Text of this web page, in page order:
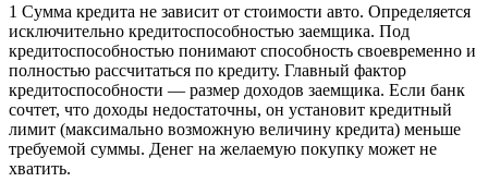
1 Сумма кредита не зависит от стоимости авто. Определяется
исключительно кредитоспособностью заемщика. Под
кредитоспособностью понимают способность своевременно и
полностью рассчитаться по кредиту. Главный фактор
кредитоспособности — размер доходов заемщика. Если банк
сочтет, что доходы недостаточны, он установит кредитный
лимит (максимально возможную величину кредита) меньше
требуемой суммы. Денег на желаемую покупку может не
хватить.